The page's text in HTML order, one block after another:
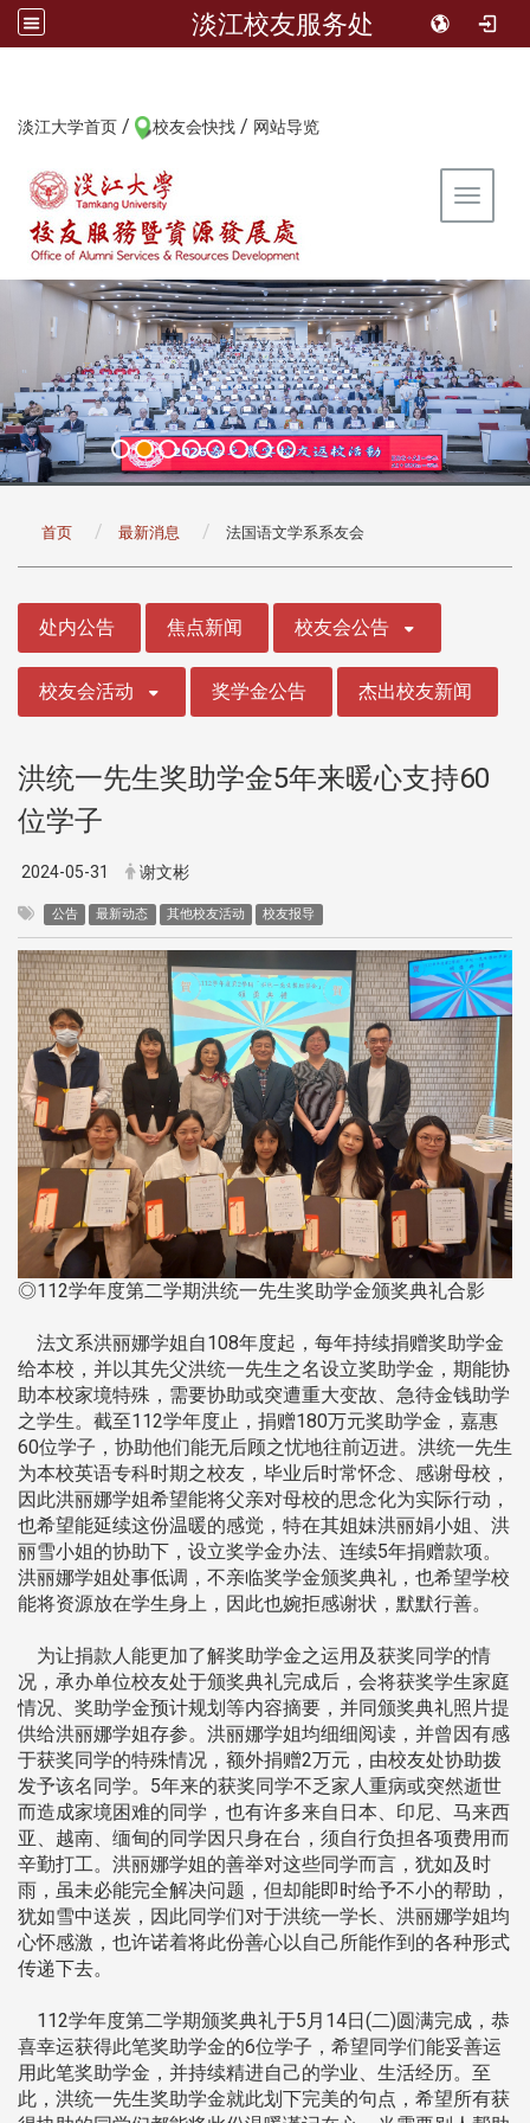
淡江校友服务处
淡江大学首页 / 校友会快找 / 网站导览
Toggle
首页 最新消息 法国语文学系系友会
处内公告 焦点新闻 校友会公告
校友会活动 奖学金公告 杰出校友新闻
洪统一先生奖助学金5年来暖心支持60
位学子
2024-05-31 谢文彬
公告 最新动态 其他校友活动 校友报导
◎112学年度第二学期洪统一先生奖助学金颁奖典礼合影
法文系洪丽娜学姐自108年度起，每年持续捐赠奖助学金
给本校，并以其先父洪统一先生之名设立奖助学金，期能协
助本校家境特殊，需要协助或突遭重大变故、急待金钱助学
之学生。截至112学年度止，捐赠180万元奖助学金，嘉惠
60位学子，协助他们能无后顾之忧地往前迈进。洪统一先生
为本校英语专科时期之校友，毕业后时常怀念、感谢母校，
因此洪丽娜学姐希望能将父亲对母校的思念化为实际行动，
也希望能延续这份温暖的感觉，特在其姐妹洪丽娟小姐、洪
丽雪小姐的协助下，设立奖学金办法、连续5年捐赠款项。
洪丽娜学姐处事低调，不亲临奖学金颁奖典礼，也希望学校
能将资源放在学生身上，因此也婉拒感谢状，默默行善。
为让捐款人能更加了解奖助学金之运用及获奖同学的情
况，承办单位校友处于颁奖典礼完成后，会将获奖学生家庭
情况、奖助学金预计规划等内容摘要，并同颁奖典礼照片提
供给洪丽娜学姐存参。洪丽娜学姐均细细阅读，并曾因有感
于获奖同学的特殊情况，额外捐赠2万元，由校友处协助拨
发予该名同学。5年来的获奖同学不乏家人重病或突然逝世
而造成家境困难的同学，也有许多来自日本、印尼、马来西
亚、越南、缅甸的同学因只身在台，须自行负担各项费用而
辛勤打工。洪丽娜学姐的善举对这些同学而言，犹如及时
雨，虽未必能完全解决问题，但却能即时给予不小的帮助，
犹如雪中送炭，因此同学们对于洪统一学长、洪丽娜学姐均
心怀感激，也许诺着将此份善心以自己所能作到的各种形式
传递下去。
112学年度第二学期颁奖典礼于5月14日(二)圆满完成，恭
喜幸运获得此笔奖助学金的6位学子，希望同学们能妥善运
用此笔奖助学金，并持续精进自己的学业、生活经历。至
此，洪统一先生奖助学金就此划下完美的句点，希望所有获